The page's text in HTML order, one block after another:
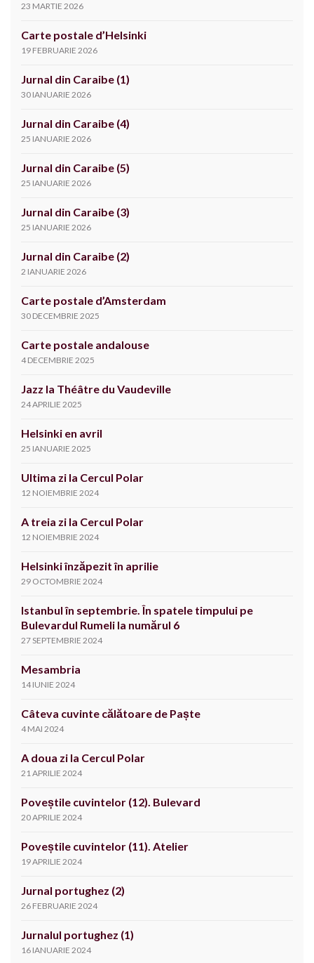
23 MARTIE 2026
Carte postale d’Helsinki
19 FEBRUARIE 2026
Jurnal din Caraibe (1)
30 IANUARIE 2026
Jurnal din Caraibe (4)
25 IANUARIE 2026
Jurnal din Caraibe (5)
25 IANUARIE 2026
Jurnal din Caraibe (3)
25 IANUARIE 2026
Jurnal din Caraibe (2)
2 IANUARIE 2026
Carte postale d’Amsterdam
30 DECEMBRIE 2025
Carte postale andalouse
4 DECEMBRIE 2025
Jazz la Théâtre du Vaudeville
24 APRILIE 2025
Helsinki en avril
25 IANUARIE 2025
Ultima zi la Cercul Polar
12 NOIEMBRIE 2024
A treia zi la Cercul Polar
12 NOIEMBRIE 2024
Helsinki înzăpezit în aprilie
29 OCTOMBRIE 2024
Istanbul în septembrie. În spatele timpului pe
Bulevardul Rumeli la numărul 6
27 SEPTEMBRIE 2024
Mesambria
14 IUNIE 2024
Câteva cuvinte călătoare de Paște
4 MAI 2024
A doua zi la Cercul Polar
21 APRILIE 2024
Poveștile cuvintelor (12). Bulevard
20 APRILIE 2024
Poveștile cuvintelor (11). Atelier
19 APRILIE 2024
Jurnal portughez (2)
26 FEBRUARIE 2024
Jurnalul portughez (1)
16 IANUARIE 2024